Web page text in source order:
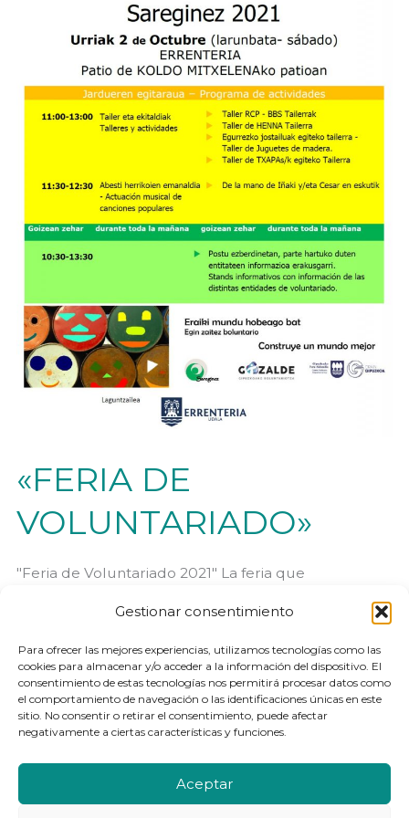
Gestionar consentimiento
Para ofrecer las mejores experiencias, utilizamos tecnologías como las
cookies para almacenar y/o acceder a la información del dispositivo. El
consentimiento de estas tecnologías nos permitirá procesar datos como
el comportamiento de navegación o las identificaciones únicas en este
sitio. No consentir o retirar el consentimiento, puede afectar
negativamente a ciertas características y funciones.
Aceptar
«FERIA DE
VOLUNTARIADO»
"Feria de Voluntariado 2021" La feria que
esperamos en el patio del colegio Koldo Mitxelena
el próximo 2 de octubre. ¡Animaros a venir!
«FERIA
VOLUNTARIADO»
Leer más »